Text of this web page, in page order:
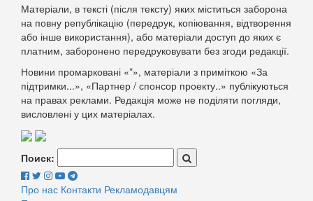
Матеріали, в тексті (після тексту) яких міститься заборона
на повну републікацію (передрук, копіювання, відтворення
або інше використання), або матеріали доступ до яких є
платним, заборонено передруковувати без згоди редакції.
Новини промарковані «*», матеріали з приміткою «За
підтримки...», «Партнер / спонсор проекту..» публікуються
на правах реклами. Редакція може не поділяти погляди,
висловлені у цих матеріалах.
Поиск:
Про нас Контакти Рекламодавцям